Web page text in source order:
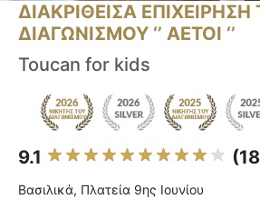
ΔΙΑΚΡΙΘΕΙΣΑ ΕΠΙΧΕΙΡΗΣΗ
ΔΙΑΓΩΝΙΣΜΟΥ ‘’ ΑΕΤΟΙ ‘’
Toucan for kids
9.1
Βασιλικά, Πλατεία 9ης Ιουνίου